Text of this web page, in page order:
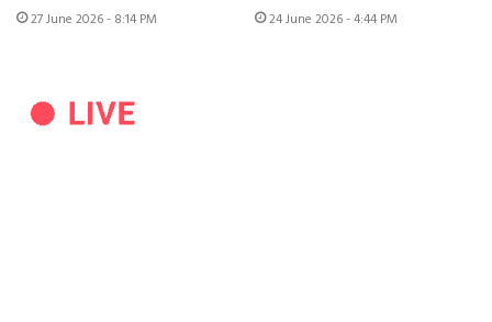
27 June 2026 - 8:14 PM 24 June 2026 - 4:44 PM